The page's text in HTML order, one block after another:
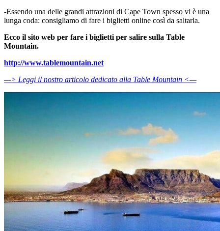
-Essendo una delle grandi attrazioni di Cape Town spesso vi è una
lunga coda: consigliamo di fare i biglietti online così da saltarla.
Ecco il sito web per fare i biglietti per salire sulla Table
Mountain.
http://www.tablemountain.net
—> Leggi il nostro articolo dedicato alla Table Mountain <—